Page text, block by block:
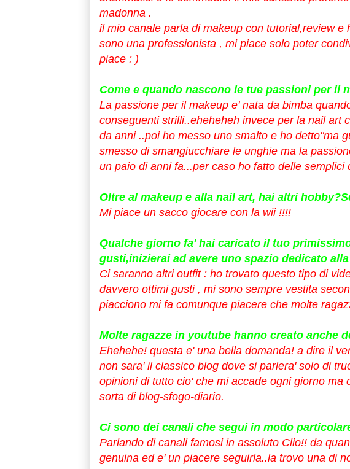
madonna .
il mio canale parla di makeup con tutorial,review
sono una professionista , mi piace solo poter
piace : )
Come e quando nascono le tue passioni per il
La passione per il makeup e' nata da bimba
conseguenti strilli..eheheheh invece per la nail art
da anni ..poi ho messo uno smalto e ho detto"ma
smesso di smangiucchiare le unghie ma la
un paio di anni fa...per caso ho fatto delle semplici
Oltre al makeup e alla nail art, hai altri
Mi piace un sacco giocare con la wii !!!!
Qualche giorno fa' hai caricato il tuo
gusti,inizierai ad avere uno spazio dedicato
Ci saranno altri outfit : ho trovato questo tipo di
davvero ottimi gusti , mi sono sempre vestita
piacciono mi fa comunque piacere che molte
Molte ragazze in youtube hanno creato anche
Ehehehe! questa e' una bella domanda! a dire il
non sara' il classico blog dove si parlera' solo di
opinioni di tutto cio' che mi accade ogni giorno
sorta di blog-sfogo-diario.
Ci sono dei canali che segui in modo
Parlando di canali famosi in assoluto Clio!! da
genuina ed e' un piacere seguirla..la trovo una di